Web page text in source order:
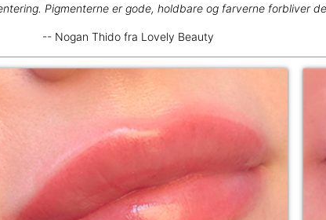
Pigmenterne er gode, holdbare og farverne forbliver
-- Nogan Thido fra Lovely Beauty